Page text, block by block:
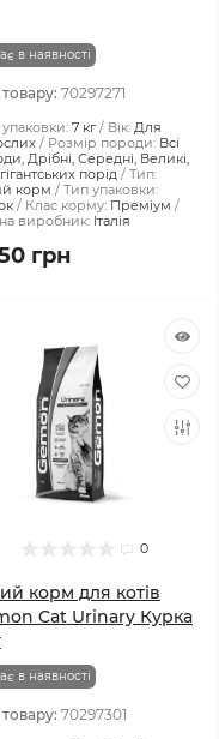
в наявності
70297271
упаковки: 7 кг Вік: Для
Розмір породи: Всі
Дрібні, Середні, Великі,
порід
Тип:
корм
Тип упаковки:
Клас корму: Преміум
виробник: Італія
грн
0
корм для котів
Cat Urinary Курка
в наявності
70297301